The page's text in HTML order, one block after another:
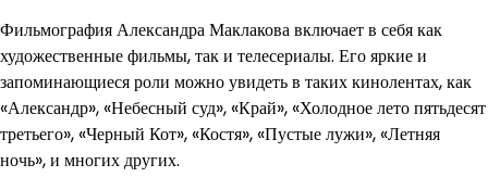
Фильмография Александра Маклакова включает в себя как
художественные фильмы, так и телесериалы. Его яркие и
запоминающиеся роли можно увидеть в таких кинолентах, как
«Александр», «Небесный суд», «Край», «Холодное лето пятьдесят
третьего», «Черный Кот», «Костя», «Пустые лужи», «Летняя
ночь», и многих других.